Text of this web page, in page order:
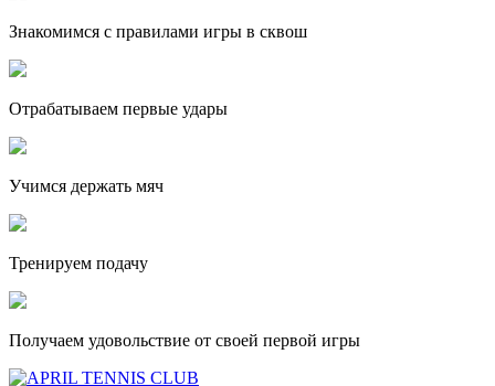
Знакомимся с правилами игры в сквош
Отрабатываем первые удары
Учимся держать мяч
Тренируем подачу
Получаем удовольствие от своей первой игры